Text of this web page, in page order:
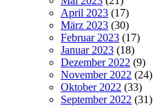
April 2023 (17)
März 2023 (30)
Februar 2023 (17)
Januar 2023 (18)
Dezember 2022 (9)
November 2022 (24)
Oktober 2022 (33)
September 2022 (31)